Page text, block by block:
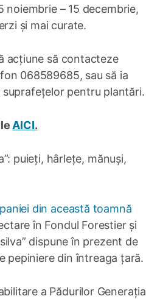
noiembrie – 15 decembrie,
și mai curate.
acțiune să contacteze
068589685, sau să ia
pentru plantări.
AICI.
puieți, hârlețe, mănuși,
din această toamnă
în Fondul Forestier și
dispune în prezent de
pepiniere din întreaga țară.
a Pădurilor Generația